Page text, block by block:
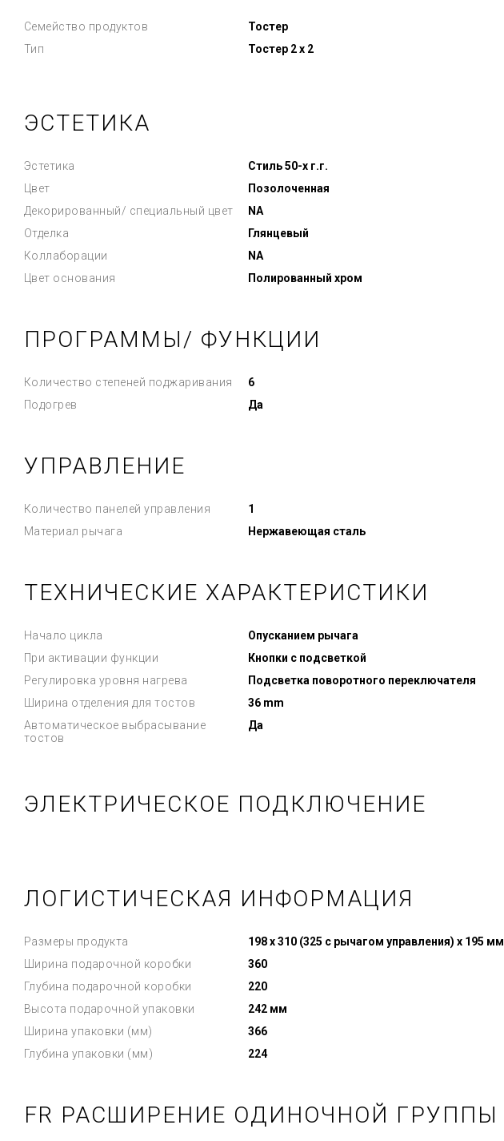
Семейство продуктов
Тостер
Тип
Тостер 2 х 2
ЭСТЕТИКА
Эстетика
Стиль 50-х г.г.
Цвет
Позолоченная
Декорированный/ специальный цвет
NA
Отделка
Глянцевый
Коллаборации
NA
Цвет основания
Полированный хром
ПРОГРАММЫ/ ФУНКЦИИ
Количество степеней поджаривания
6
Подогрев
Да
УПРАВЛЕНИЕ
Количество панелей управления
1
Материал рычага
Нержавеющая сталь
ТЕХНИЧЕСКИЕ ХАРАКТЕРИСТИКИ
Начало цикла
Опусканием рычага
При активации функции
Кнопки с подсветкой
Регулировка уровня нагрева
Подсветка поворотного переключателя
Ширина отделения для тостов
36 mm
Автоматическое выбрасывание
тостов
Да
ЭЛЕКТРИЧЕСКОЕ ПОДКЛЮЧЕНИЕ
ЛОГИСТИЧЕСКАЯ ИНФОРМАЦИЯ
Размеры продукта
198 x 310 (325 с рычагом управления) x 195 мм
Ширина подарочной коробки
360
Глубина подарочной коробки
220
Высота подарочной упаковки
242 мм
Ширина упаковки (мм)
366
Глубина упаковки (мм)
224
FR РАСШИРЕНИЕ ОДИНОЧНОЙ ГРУППЫ